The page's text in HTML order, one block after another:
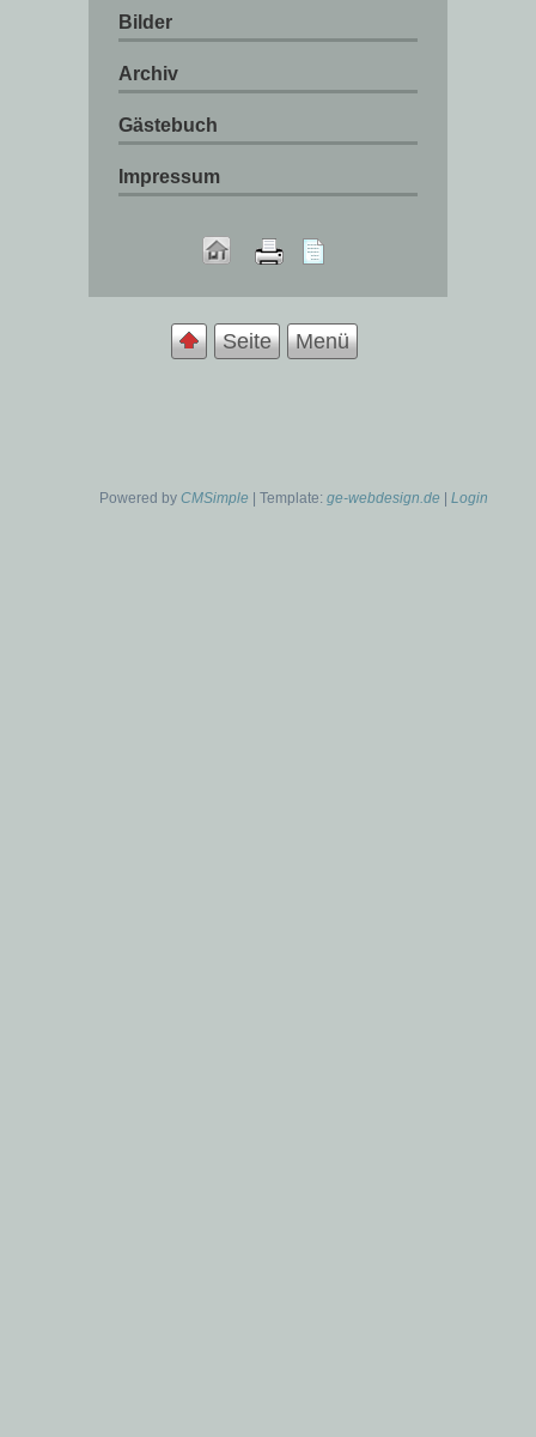
Bilder
Archiv
Gästebuch
Impressum
Seite Menü
Powered by CMSimple | Template: ge-webdesign.de Login